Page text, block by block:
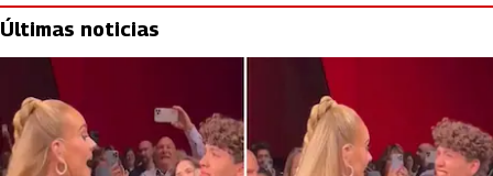
Últimas noticias